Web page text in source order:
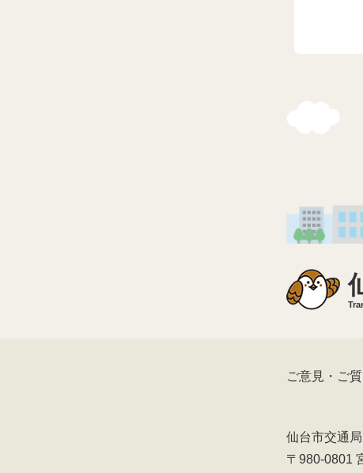
ご意見・ご
仙台市交通局
〒980-0801